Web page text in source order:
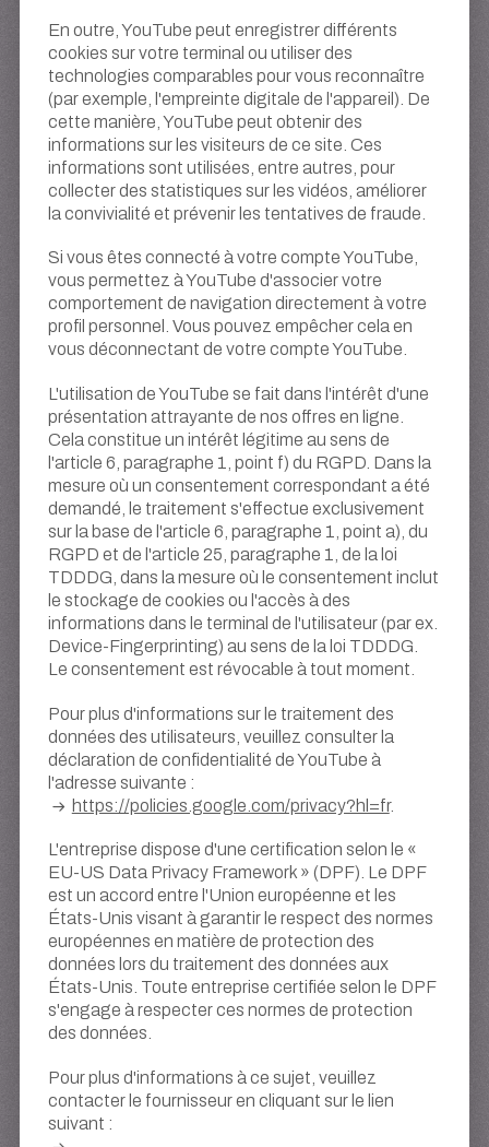
En outre, YouTube peut enregistrer différents
cookies sur votre terminal ou utiliser des
technologies comparables pour vous reconnaître
(par exemple, l'empreinte digitale de l'appareil). De
cette manière, YouTube peut obtenir des
informations sur les visiteurs de ce site. Ces
informations sont utilisées, entre autres, pour
collecter des statistiques sur les vidéos, améliorer
la convivialité et prévenir les tentatives de fraude.
Si vous êtes connecté à votre compte YouTube,
vous permettez à YouTube d'associer votre
comportement de navigation directement à votre
profil personnel. Vous pouvez empêcher cela en
vous déconnectant de votre compte YouTube.
L'utilisation de YouTube se fait dans l'intérêt d'une
présentation attrayante de nos offres en ligne.
Cela constitue un intérêt légitime au sens de
l'article 6, paragraphe 1, point f) du RGPD. Dans la
mesure où un consentement correspondant a été
demandé, le traitement s'effectue exclusivement
sur la base de l'article 6, paragraphe 1, point a), du
RGPD et de l'article 25, paragraphe 1, de la loi
TDDDG, dans la mesure où le consentement inclut
le stockage de cookies ou l'accès à des
informations dans le terminal de l'utilisateur (par ex.
Device-Fingerprinting) au sens de la loi TDDDG.
Le consentement est révocable à tout moment.
Pour plus d'informations sur le traitement des
données des utilisateurs, veuillez consulter la
déclaration de confidentialité de YouTube à
l'adresse suivante :
https://policies.google.com/privacy?hl=fr.
L'entreprise dispose d'une certification selon le «
EU-US Data Privacy Framework » (DPF). Le DPF
est un accord entre l'Union européenne et les
États-Unis visant à garantir le respect des normes
européennes en matière de protection des
données lors du traitement des données aux
États-Unis. Toute entreprise certifiée selon le DPF
s'engage à respecter ces normes de protection
des données.
Pour plus d'informations à ce sujet, veuillez
contacter le fournisseur en cliquant sur le lien
suivant :